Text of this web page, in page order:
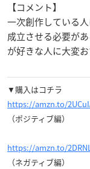
【コメント】
一次創作している
成立させる必要が
が好きな人に大変お
▼購入はコチラ
https://amzn.to/
（ポジティブ編）
https://amzn.to/
（ネガティブ編）